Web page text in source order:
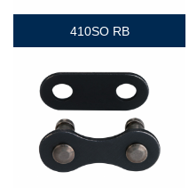
410SO RB